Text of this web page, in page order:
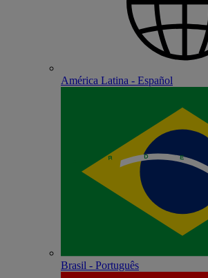
América Latina - Español
Brasil - Português